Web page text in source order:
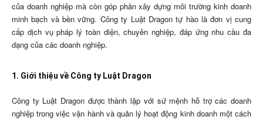
của doanh nghiệp mà còn góp phần xây dựng môi trường kinh doanh
minh bạch và bền vững. Công ty Luật Dragon tự hào là đơn vị cung
cấp dịch vụ pháp lý toàn diện, chuyên nghiệp, đáp ứng nhu cầu đa
dạng của các doanh nghiệp.
1. Giới thiệu về Công ty Luật Dragon
Công ty Luật Dragon được thành lập với sứ mệnh hỗ trợ các doanh
nghiệp trong việc vận hành và quản lý hoạt động kinh doanh một cách